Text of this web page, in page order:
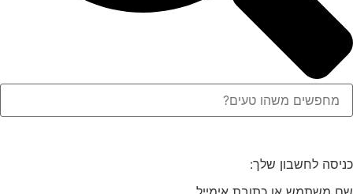
כניסה לחשבון שלך: